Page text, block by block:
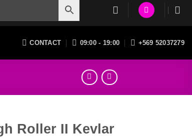
CONTACT 09:00 - 19:00 +569 52037279
Roller II Kevlar